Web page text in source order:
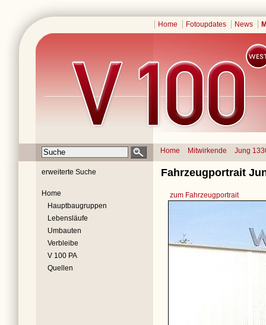
Home Fotoupdates News
Home Mitwirkende Jung
erweiterte Suche
Home
Hauptbaugruppen
Lebensläufe
Umbauten
Verbleibe
V 100 PA
Quellen
Fahrzeugportrait
zum Fahrzeugportrait